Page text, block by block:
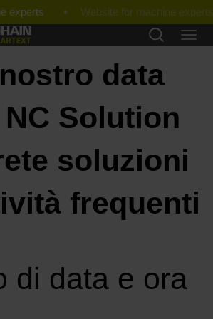
experts
data
Solution
soluzioni
frequenti
di data e ora